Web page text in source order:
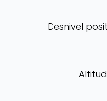
Desnivel